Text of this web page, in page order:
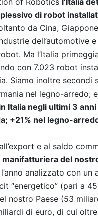
di robot
da Cina,
dell’automotive
Ma l’Italia
con 7.023 robot
Siamo inoltre secondi
nel legno-arredo;
Italia negli ultimi 3
+21% nel legno-
e al saldo
del
analizzato con
“energetico” (pari a
nostro Paese (53
di euro, di cui